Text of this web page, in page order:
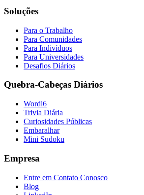
Soluções
Para o Trabalho
Para Comunidades
Para Indivíduos
Para Universidades
Desafios Diários
Quebra-Cabeças Diários
Wordl6
Trivia Diária
Curiosidades Públicas
Embaralhar
Mini Sudoku
Empresa
Entre em Contato Conosco
Blog